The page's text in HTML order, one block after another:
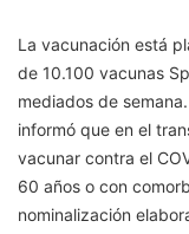
La vacunación está
de 10.100 vacunas
mediados de
informó que en el
vacunar contra el
60 años o con
nominalización